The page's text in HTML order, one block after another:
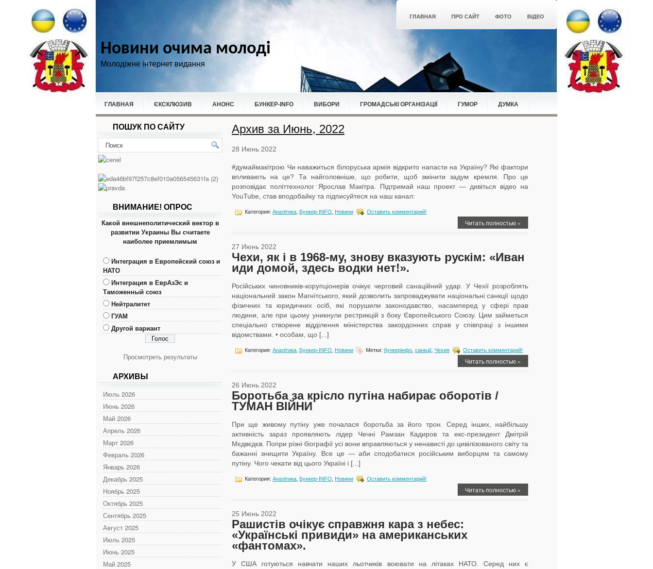
ГЛАВНАЯ ПРО САЙТ ФОТО ВІДЕО
Новини очима молоді
Молодіжне інтернет видання
ГЛАВНАЯ ЄКСКЛЮЗИВ АНОНС БУНКЕР-ІNFO ВИБОРИ ГРОМАДСЬКІ ОРГАНІЗАЦІЇ ГУМОР ДУМКА
НОВИНИ СПОРТ
ПОШУК ПО САЙТУ
ВНИМАНИЕ! ОПРОС
Какой внешнеполитический вектор в
развитии Украины Вы считаете
наиболее приемлимым
Интеграция в Европейский союз и
НАТО
Интеграция в ЕврАзЭс и
Таможенный союз
Нейтралитет
ГУАМ
Другой вариант
Просмотреть результаты
АРХИВЫ
Июль 2026
Июнь 2026
Май 2026
Апрель 2026
Март 2026
Февраль 2026
Январь 2026
Декабрь 2025
Ноябрь 2025
Октябрь 2025
Сентябрь 2025
Август 2025
Июль 2025
Июнь 2025
Май 2025
Архив за Июнь, 2022
28 Июнь 2022
#думаймакітрою Чи наважиться білоруська армія відкрито напасти на Україну? Які фактори
впливають на це? Та найголовніше, що робити, щоб змінити задум кремля. Про це
розповідає політтехнолог Ярослав Макітра. Підтримай наш проект — дивіться відео на
YouTube, став вподобайку та підписуйтеся на наш канал:
Категория: Аналітика Бункер-ІNFO Новини Оставить комментарий!
Читать полностью »
27 Июнь 2022
Чехи, як і в 1968-му, знову вказують рускім: «Иван
иди домой, здесь водки нет!».
Російських чиновників-корупціонерів очікує черговий санаційний удар. У Чехії розроблять
національний закон Магнітського, який дозволить запроваджувати національні санкції щодо
фізичних та юридичних осіб, які порушили законодавство, насамперед у сфері прав
людини, але при цьому уникнули рестрикцій з боку Європейського Союзу. Цим займеться
спеціально створене відділення міністерства закордонних справ у співпраці з іншими
відомствами. • особам, що [...]
Категория: Аналітика Бункер-ІNFO Новини Метки: бункерінфо санкції Чехия Оставить комментарий!
Читать полностью »
26 Июнь 2022
Боротьба за крісло путіна набирає оборотів /
ТУМАН ВІЙНИ
При ще живому путіну уже почалася боротьба за його трон. Серед інших, найбільшу
активність зараз проявляють лідер Чечні Рамзан Кадиров та екс-президент Дмітрій
Мєдвєдєв. Попри різні біографії усі вони вправляються у ненависті до цивілізованого світу та
бажанні знищити Україну. Все це — аби сподобатися російським виборцям та самому
путіну. Чого чекати від цього Україні і [...]
Категория: Аналітика Бункер-ІNFO Новини Оставить комментарий!
Читать полностью »
25 Июнь 2022
Рашистів очікує справжня кара з небес:
«Українські привиди» на американських
«фантомах».
У США готуються навчати наших льотчиків воювати на літаках НАТО. Серед них є